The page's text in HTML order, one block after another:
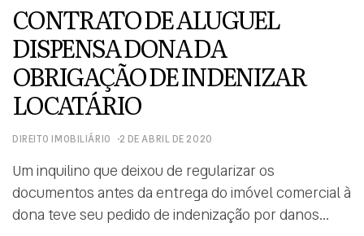
CONTRATO DE ALUGUEL
DISPENSA DONA DA
OBRIGAÇÃO DE INDENIZAR
LOCATÁRIO
DIREITO IMOBILIÁRIO 2 DE ABRIL DE 2020
Um inquilino que deixou de regularizar os
documentos antes da entrega do imóvel comercial à
dona teve seu pedido de indenização por danos